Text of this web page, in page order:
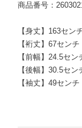
商品番号：
【身丈】163セン
【裄丈】67センチ
【前幅】24.5セン
【後幅】30.5セン
【袖丈】49センチ